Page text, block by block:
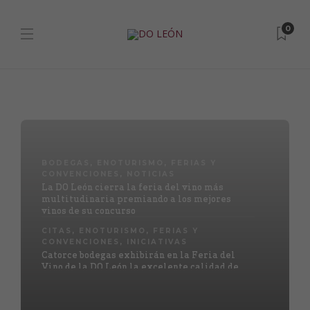
0
La DO León cierra la feria del vino más
multitudinaria premiando a los mejores
vinos de su concurso
CITAS , ENOTURISMO ,
FERIAS Y
CONVENCIONES , INICIATIVAS
Catorce bodegas exhibirán en la Feria del
Vino de la DO León la excelente calidad de